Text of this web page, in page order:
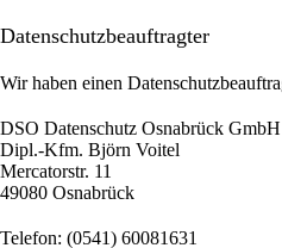
Datenschutz­beauftragter
Wir haben einen
DSO Datenschutz Osnabrück GmbH
Dipl.-Kfm. Björn Voitel
Mercatorstr. 11
49080 Osnabrück
Telefon: (0541) 60081631